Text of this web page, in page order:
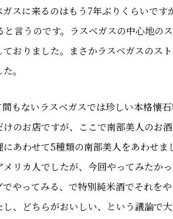
スに来るのはもう7年ぶりくらいで
言うのです。ラスベガスの中心地の
おりました。まさかラスベガスのス
。
もないラスベガスでは珍しい本格懐
のお店ですが、ここで南部美人のお
あわせて5種類の南部美人をあわせ
リカ人でしたが、今回やってみたか
やってみる、で特別純米酒でそれを
、どちらがおいしい、という議論で